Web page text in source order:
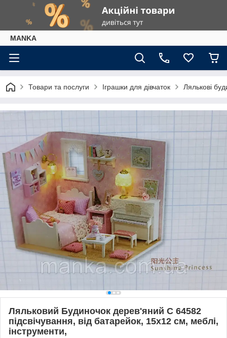
МАNKА
Товари та послуги Іграшки для дівчаток Лялькові
Ляльковий Будиночок дерев'яний С 64582
підсвічування, від батарейок, 15х12 см, меблі,
інструменти,